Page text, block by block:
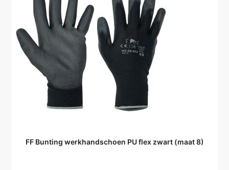
FF Bunting werkhandschoen PU flex zwart (maat 8)